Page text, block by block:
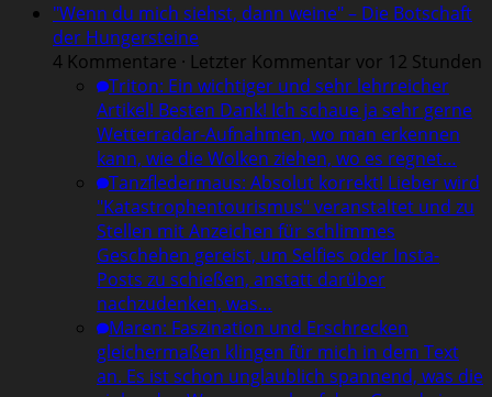
"Wenn du mich siehst, dann weine" – Die Botschaft
der Hungersteine
4 Kommentare · Letzter Kommentar vor 12 Stunden
Triton: Ein wichtiger und sehr lehrreicher
Artikel! Besten Dank! Ich schaue ja sehr gerne
Wetterradar-Aufnahmen, wo man erkennen
kann, wie die Wolken ziehen, wo es regnet…
Tanzfledermaus: Absolut korrekt! Lieber wird
"Katastrophentourismus" veranstaltet und zu
Stellen mit Anzeichen für schlimmes
Geschehen gereist, um Selfies oder Insta-
Posts zu schießen, anstatt darüber
nachzudenken, was…
Maren: Faszination und Erschrecken
gleichermaßen klingen für mich in dem Text
an. Es ist schon unglaublich spannend, was die